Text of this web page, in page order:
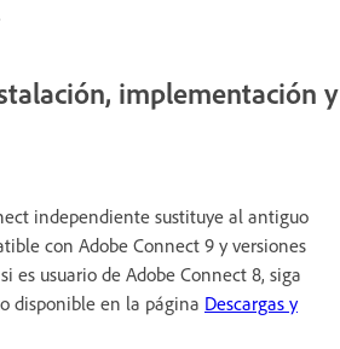
implementación y
independiente sustituye al antiguo
con Adobe Connect 9 y versiones
es usuario de Adobe Connect 8, siga
disponible en la página Descargas y